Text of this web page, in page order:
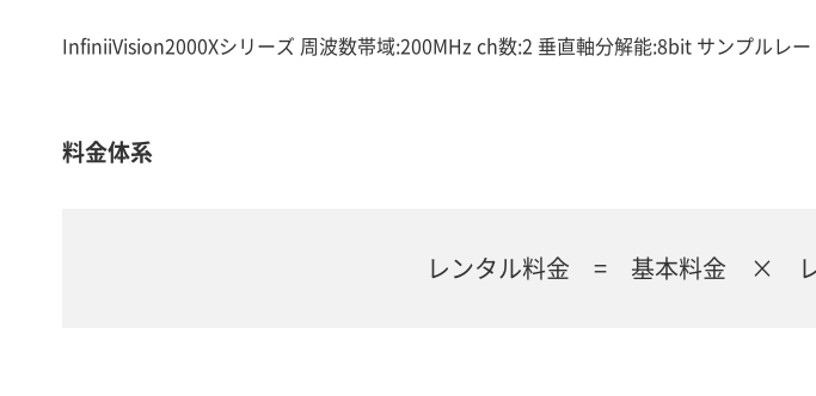
InfiniiVision2000Xシリーズ 周波数帯域:200MHz ch数:2 垂直軸分解能:8bit サンプルレ
料金体系
レンタル料金 = 基本料金 × レ